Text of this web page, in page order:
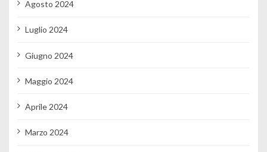
Agosto 2024
Luglio 2024
Giugno 2024
Maggio 2024
Aprile 2024
Marzo 2024